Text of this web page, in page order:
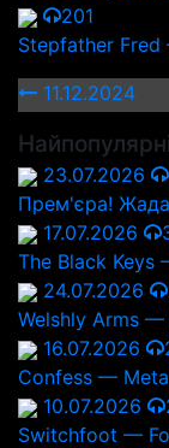
201
Stepfather
11.12.2024
23.07.2026
Прем'єра!
17.07.2026
The Black Keys
24.07.2026
Welshly Arms
16.07.2026
Confess —
10.07.2026
Switchfoot —